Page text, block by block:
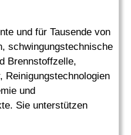
und für Tausende von
schwingungstechnische
Brennstoffzelle,
Reinigungstechnologien
und
Sie unterstützen